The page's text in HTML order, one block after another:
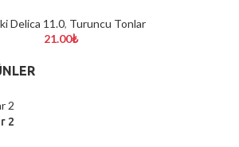
Delica 11.0, Turuncu Tonlar
21.00₺
2